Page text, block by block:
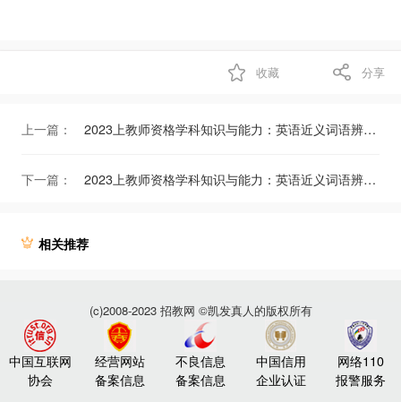
收藏 分享
上一篇： 2023上教师资格学科知识与能力：英语近义词语辨析（五）
下一篇： 2023上教师资格学科知识与能力：英语近义词语辨析（三）
相关推荐
(c)2008-2023 招教网 ©凯发真人的版权所有
中国互联网
协会
经营网站
备案信息
不良信息
备案信息
中国信用
企业认证
网络110
报警服务